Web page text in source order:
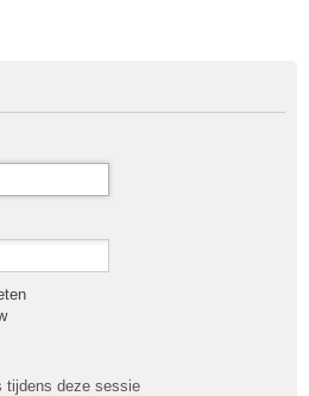
tijdens deze sessie